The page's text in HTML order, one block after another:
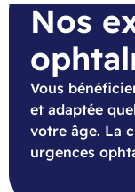
Nos
Vous
et adaptée
votre âge. La
urgences